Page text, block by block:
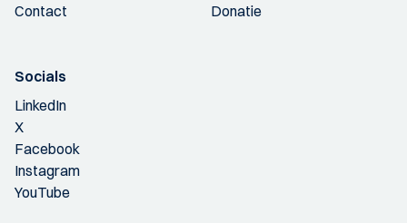
Contact
Donatie
Socials
LinkedIn
X
Facebook
Instagram
YouTube